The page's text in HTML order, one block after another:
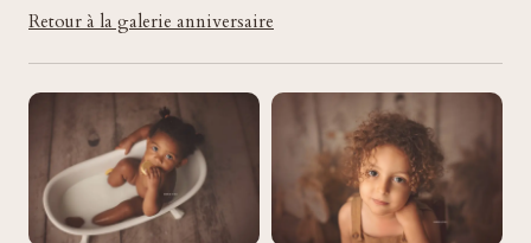
Retour à la galerie anniversaire